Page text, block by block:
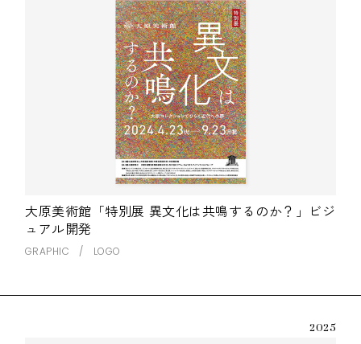
大原美術館「特別展 異文化は共鳴するのか？」ビジ
ュアル開発
GRAPHIC LOGO
2025